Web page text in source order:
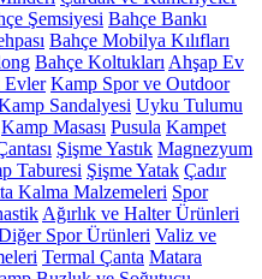
Şemsiyesi Bahçe Bankı
Bahçe Mobilya Kılıfları
Bahçe Koltukları Ahşap Ev
Evler Kamp Spor ve Outdoor
Sandalyesi Uyku Tulumu
Kamp Masası Pusula Kampet
Şişme Yastık Magnezyum
Taburesi Şişme Yatak Çadır
Kalma Malzemeleri Spor
Ağırlık ve Halter Ürünleri
Spor Ürünleri Valiz ve
Termal Çanta Matara